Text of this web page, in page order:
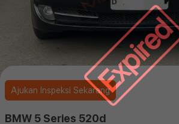
Expired
Ajukan Inspeksi Sekarang
BMW 5 Series 520d